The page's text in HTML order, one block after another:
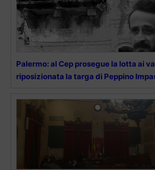
Palermo: al Cep prosegue la lotta ai
riposizionata la targa di Peppino